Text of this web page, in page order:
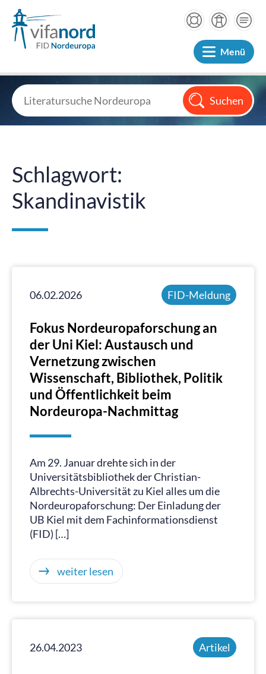
Menü
Schlagwort:
Skandinavistik
06.02.2026 FID-Meldung
Fokus Nordeuropaforschung an
der Uni Kiel: Austausch und
Vernetzung zwischen
Wissenschaft, Bibliothek, Politik
und Öffentlichkeit beim
Nordeuropa-Nachmittag
Am 29. Januar drehte sich in der
Universitätsbibliothek der Christian-
Albrechts-Universität zu Kiel alles um die
Nordeuropaforschung: Der Einladung der
UB Kiel mit dem Fachinformationsdienst
(FID) […]
weiter lesen
26.04.2023 Artikel